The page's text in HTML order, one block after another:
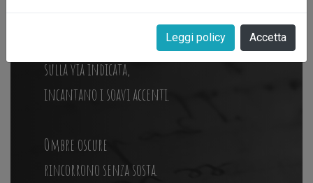
Leggi policy Accetta
sulla via indicata,
incantano i soavi accenti.
Ombre oscure
rincorrono senza sosta.